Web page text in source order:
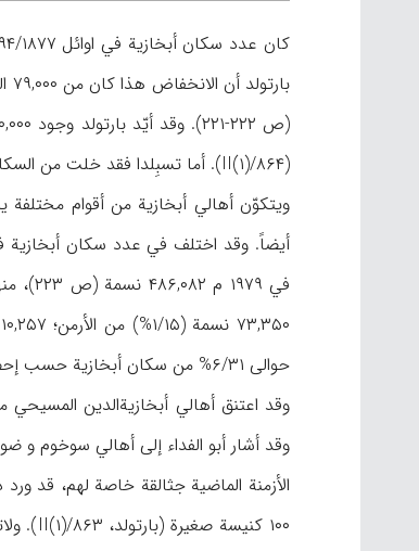
(II(۱)/۸۶۴). أما تسبِلدا فقد خلت من السکان تقریباً، ثم انحلَّت إدراتها ولم یبق فیها سوس شخص باسم «مدیر الأهالي» (ن. ص).
ویتکوّن أهالي أبخازیة من أقوام مختلفة
أیضاً. وقد اختلف في عدد سکان أبخازیة
حوالی ۶/۳۱% من سکان أبخازیة حسب إحصاء عام ۱۹۷۰ م من الحضر و ۴/۶۸% من الریف (ن. ص).